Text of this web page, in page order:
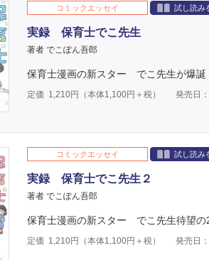
コミックエッセイ 試し読み
実録 保育士でこ先生
著者 でこぽん吾郎
保育士漫画の新スター でこ先生が爆誕
定価 1,210円（本体1,100円＋税） 発売日
コミックエッセイ 試し読み
実録 保育士でこ先生２
著者 でこぽん吾郎
保育士漫画の新スター でこ先生待望の
定価 1,210円（本体1,100円＋税） 発売日